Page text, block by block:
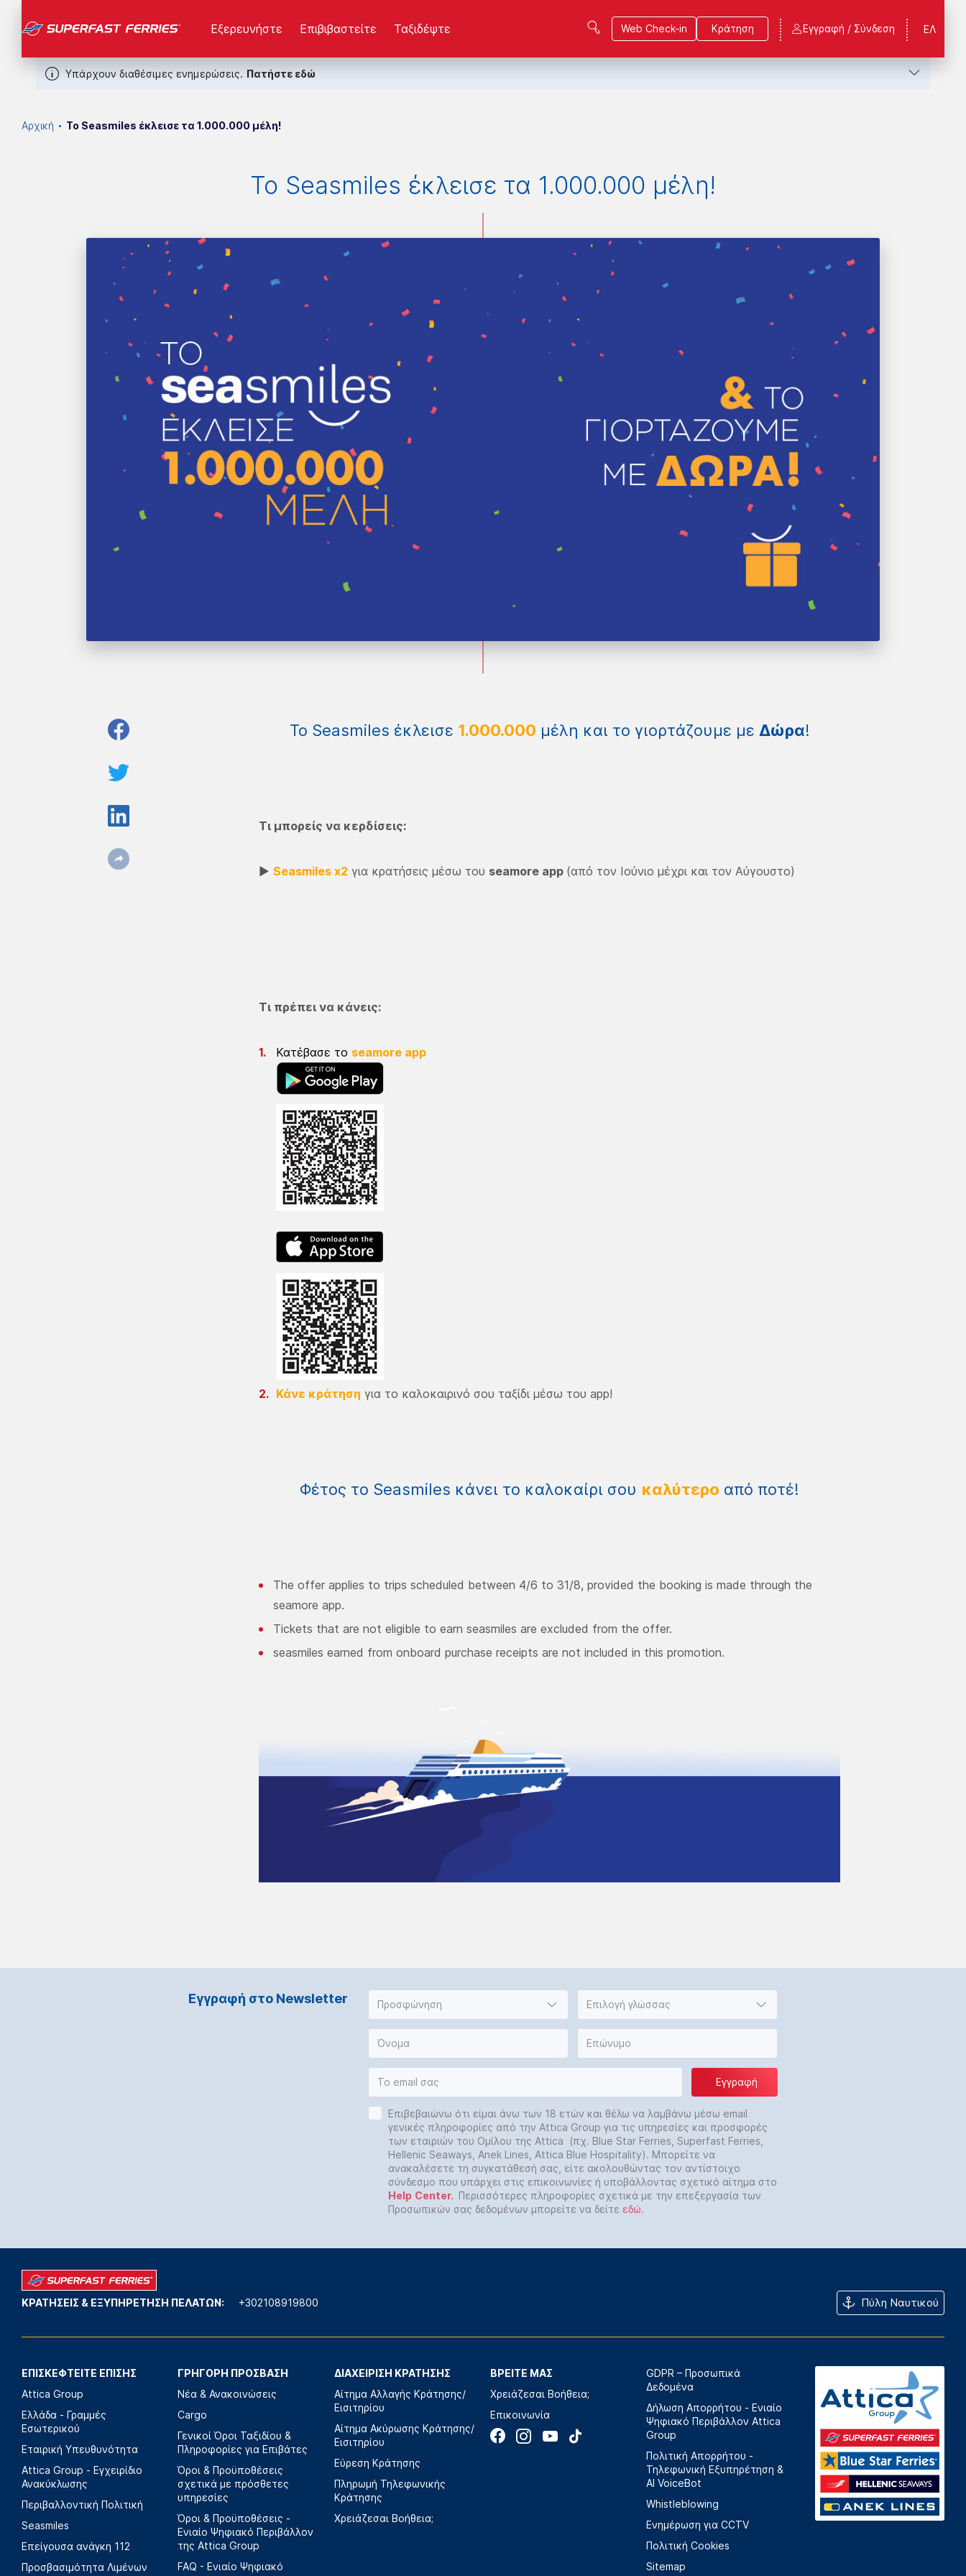
Υπάρχουν διαθέσιμες ενημερώσεις. Πατήστε εδώ
Εξερευνήστε Επιβιβαστείτε Ταξιδέψτε Web Check-in Κράτηση ΕΛ
Εγγραφή / Σύνδεση
Αρχική Το Seasmiles έκλεισε τα 1.000.000 μέλη!
Το Seasmiles έκλεισε τα 1.000.000 μέλη!
Το Seasmiles έκλεισε 1.000.000 μέλη και το γιορτάζουμε με Δώρα!
Τι μπορείς να κερδίσεις:
►Seasmiles x2 για κρατήσεις μέσω του seamore app (από τον Ιούνιο μέχρι και τον Αύγουστο)
Τι πρέπει να κάνεις:
Κατέβασε το seamore app
Κάνε κράτηση για το καλοκαιρινό σου ταξίδι μέσω του app!
Φέτος το Seasmiles κάνει το καλοκαίρι σου καλύτερο από ποτέ!
The offer applies to trips scheduled between 4/6 to 31/8, provided the booking is made through the
seamore app.
Tickets that are not eligible to earn seasmiles are excluded from the offer.
seasmiles earned from onboard purchase receipts are not included in this promotion.
Εγγραφή στο Νewsletter Προσφώνηση Επιλογή γλώσσας
Εγγραφή
Επιβεβαιώνω ότι είμαι άνω των 18 ετών και θέλω να λαμβάνω μέσω email
γενικές πληροφορίες από την Attica Group για τις υπηρεσίες και προσφορές
των εταιριών του Ομίλου της Attica (πχ. Blue Star Ferries, Superfast Ferries,
Hellenic Seaways, Anek Lines, Attica Blue Hospitality). Μπορείτε να
ανακαλέσετε τη συγκατάθεσή σας, είτε ακολουθώντας τον αντίστοιχο
σύνδεσμο που υπάρχει στις επικοινωνίες ή υποβάλλοντας σχετικό αίτημα στο
Help Center. Περισσότερες πληροφορίες σχετικά με την επεξεργασία των
Προσωπικών σας δεδομένων μπορείτε να δείτε εδώ.
ΚΡΑΤΗΣΕΙΣ & ΕΞΥΠΗΡΕΤΗΣΗ ΠΕΛΑΤΩΝ: +302108919800 Πύλη Ναυτικού
ΕΠΙΣΚΕΦΤΕΙΤΕ ΕΠΙΣΗΣ
Attica Group
Ελλάδα - Γραμμές
Εσωτερικού
Εταιρική Υπευθυνότητα
Attica Group - Εγχειρίδιο
Ανακύκλωσης
Περιβαλλοντική Πολιτική
Seasmiles
Επείγουσα ανάγκη 112
Προσβασιμότητα Λιμένων
ΓΡΗΓΟΡΗ ΠΡΟΣΒΑΣΗ
Νέα & Ανακοινώσεις
Cargo
Γενικοί Όροι Ταξιδίου &
Πληροφορίες για Επιβάτες
Όροι & Προϋποθέσεις
σχετικά με πρόσθετες
υπηρεσίες
Όροι & Προϋποθέσεις -
Ενιαίο Ψηφιακό Περιβάλλον
της Attica Group
FAQ - Ενιαίο Ψηφιακό
ΔΙΑΧΕΙΡΙΣΗ ΚΡΑΤΗΣΗΣ
Αίτημα Αλλαγής Κράτησης/
Εισιτηρίου
Αίτημα Ακύρωσης Κράτησης/
Εισιτηρίου
Εύρεση Κράτησης
Πληρωμή Τηλεφωνικής
Κράτησης
Χρειάζεσαι Βοήθεια;
ΒΡΕΙΤΕ ΜΑΣ
Χρειάζεσαι Βοήθεια;
Επικοινωνία
GDPR – Προσωπικά
Δεδομένα
Δήλωση Απορρήτου - Ενιαίο
Ψηφιακό Περιβάλλον Attica
Group
Πολιτική Απορρήτου -
Τηλεφωνική Εξυπηρέτηση &
AI VoiceBot
Whistleblowing
Ενημέρωση για CCTV
Πολιτική Cookies
Sitemap